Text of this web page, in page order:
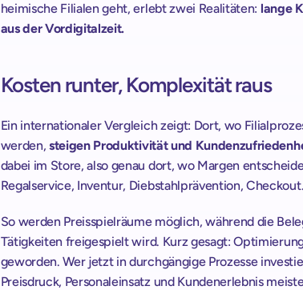
heimische Filialen geht, erlebt zwei Realitäten: lange
aus der Vordigitalzeit.
Kosten runter, Komplexität raus
Ein internationaler Vergleich zeigt: Dort, wo
werden, steigen Produktivität und
dabei im Store, also genau dort, wo Margen
Regalservice, Inventur, Diebstahlprävention, Checkout.
So werden Preisspielräume möglich, während die
Tätigkeiten freigespielt wird. Kurz gesagt:
geworden. Wer jetzt in durchgängige Prozesse
Preisdruck, Personaleinsatz und Kundenerlebnis